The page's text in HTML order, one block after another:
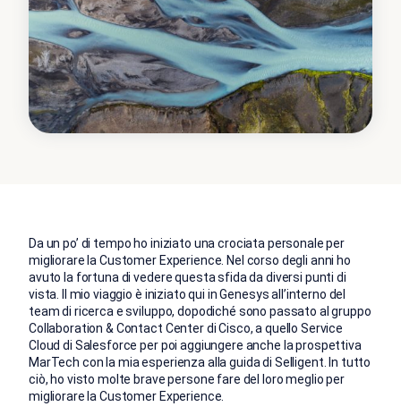
Da un po’ di tempo ho iniziato una crociata personale per
migliorare la Customer Experience. Nel corso degli anni ho
avuto la fortuna di vedere questa sfida da diversi punti di
vista. Il mio viaggio è iniziato qui in Genesys all’interno del
team di ricerca e sviluppo, dopodiché sono passato al gruppo
Collaboration & Contact Center di Cisco, a quello Service
Cloud di Salesforce per poi aggiungere anche la prospettiva
MarTech con la mia esperienza alla guida di Selligent. In tutto
ciò, ho visto molte brave persone fare del loro meglio per
migliorare la Customer Experience.